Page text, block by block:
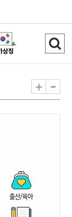
검
색
기
+ -
출산/육아